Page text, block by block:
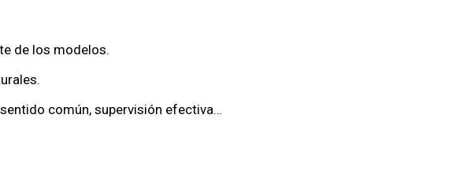
de los modelos.
común, supervisión efectiva…